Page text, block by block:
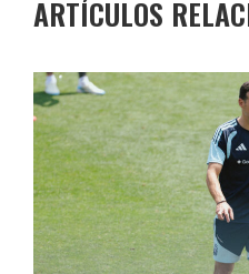
ARTÍCULOS